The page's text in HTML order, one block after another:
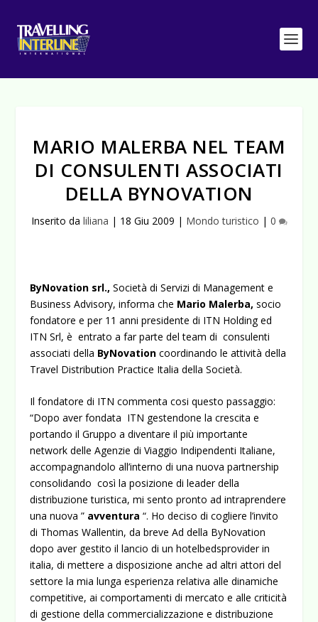
MARIO MALERBA NEL TEAM
DI CONSULENTI ASSOCIATI
DELLA BYNOVATION
Inserito da liliana | 18 Giu 2009 | Mondo turistico | 0
ByNovation srl., Società di Servizi di Management e
Business Advisory, informa che Mario Malerba,socio
fondatore e per 11 anni presidente di ITN Holding ed
ITN Srl, è entrato a far parte del team di consulenti
associati della ByNovation coordinando le attività della
Travel Distribution Practice Italia della Società.
Il fondatore di ITN commenta cosi questo passaggio:
“Dopo aver fondata ITN gestendone la crescita e
portando il Gruppo a diventare il più importante
network delle Agenzie di Viaggio Indipendenti Italiane,
accompagnandolo all’interno di una nuova partnership
consolidando così la posizione di leader della
distribuzione turistica, mi sento pronto ad intraprendere
una nuova ” avventura “. Ho deciso di cogliere l’invito
di Thomas Wallentin, da breve Ad della ByNovation
dopo aver gestito il lancio di un hotelbedsprovider in
italia, di mettere a disposizione anche ad altri attori del
settore la mia lunga esperienza relativa alle dinamiche
competitive, ai comportamenti di mercato e alle criticità
di gestione della commercializzazione e distribuzione